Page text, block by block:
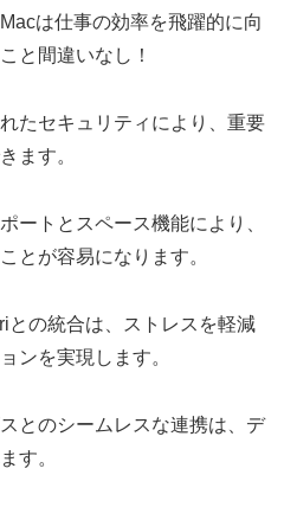
は仕事の効率を飛躍的に向
と間違いなし！
たセキュリティにより、重要
ます。
ートとスペース機能により、
とが容易になります。
との統合は、ストレスを軽減
ンを実現します。
とのシームレスな連携は、デ
す。